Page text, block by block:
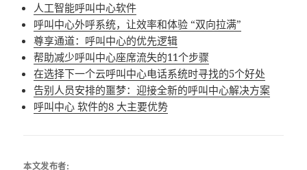
人工智能呼叫中心软件
呼叫中心外呼系统，让效率和体验 “双向拉满”
尊享通道：呼叫中心的优先逻辑
帮助减少呼叫中心座席流失的11个步骤
在选择下一个云呼叫中心电话系统时寻找的5个好处
告别人员安排的噩梦：迎接全新的呼叫中心解决方案
呼叫中心 软件的8 大主要优势
本文发布者: